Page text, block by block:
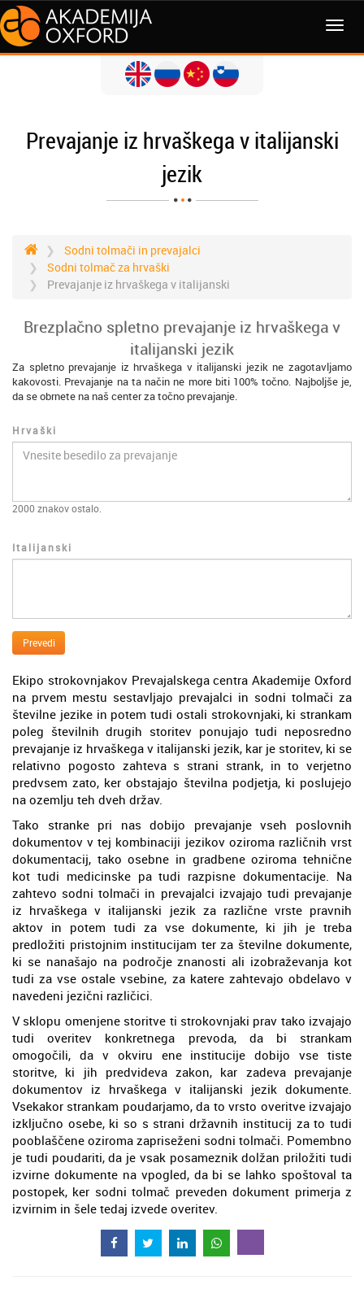
MENI
Prevajanje iz hrvaškega v italijanski
jezik
Sodni tolmači in prevajalci
Sodni tolmač za hrvaški
Prevajanje iz hrvaškega v italijanski
Brezplačno spletno prevajanje iz hrvaškega v
italijanski jezik
Za spletno prevajanje iz hrvaškega v italijanski jezik ne zagotavljamo
kakovosti. Prevajanje na ta način ne more biti 100% točno. Najboljše je,
da se obrnete na naš center za točno prevajanje.
Hrvaški
2000 znakov ostalo.
Italijanski
Prevedi
Ekipo strokovnjakov Prevajalskega centra Akademije Oxford
na prvem mestu sestavljajo prevajalci in sodni tolmači za
številne jezike in potem tudi ostali strokovnjaki, ki strankam
poleg številnih drugih storitev ponujajo tudi neposredno
prevajanje iz hrvaškega v italijanski jezik, kar je storitev, ki se
relativno pogosto zahteva s strani strank, in to verjetno
predvsem zato, ker obstajajo številna podjetja, ki poslujejo
na ozemlju teh dveh držav.
Tako stranke pri nas dobijo prevajanje vseh poslovnih
dokumentov v tej kombinaciji jezikov oziroma različnih vrst
dokumentacij, tako osebne in gradbene oziroma tehnične
kot tudi medicinske pa tudi razpisne dokumentacije. Na
zahtevo sodni tolmači in prevajalci izvajajo tudi prevajanje
iz hrvaškega v italijanski jezik za različne vrste pravnih
aktov in potem tudi za vse dokumente, ki jih je treba
predložiti pristojnim institucijam ter za številne dokumente,
ki se nanašajo na področje znanosti ali izobraževanja kot
tudi za vse ostale vsebine, za katere zahtevajo obdelavo v
navedeni jezični različici.
V sklopu omenjene storitve ti strokovnjaki prav tako izvajajo
tudi overitev konkretnega prevoda, da bi strankam
omogočili, da v okviru ene institucije dobijo vse tiste
storitve, ki jih predvideva zakon, kar zadeva prevajanje
dokumentov iz hrvaškega v italijanski jezik dokumente.
Vsekakor strankam poudarjamo, da to vrsto overitve izvajajo
izključno osebe, ki so s strani državnih institucij za to tudi
pooblaščene oziroma zapriseženi sodni tolmači. Pomembno
je tudi poudariti, da je vsak posameznik dolžan priložiti tudi
izvirne dokumente na vpogled, da bi se lahko spoštoval ta
postopek, ker sodni tolmač preveden dokument primerja z
izvirnim in šele tedaj izvede overitev.